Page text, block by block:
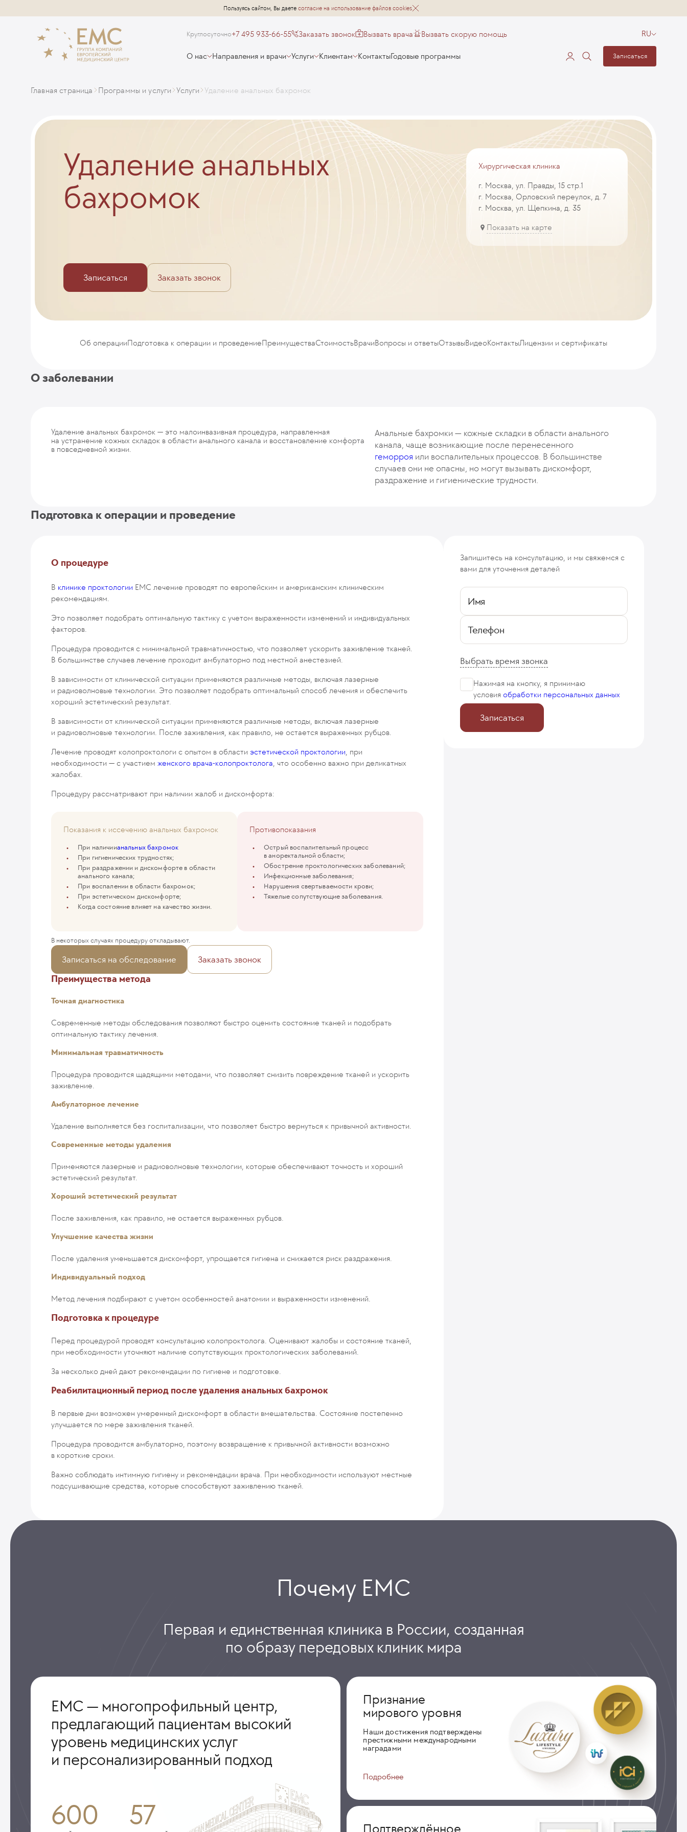
Пользуясь сайтом, Вы даете согласие на использование файлов cookies
Круглосуточно+7 495 933-66-55 Заказать звонок Вызвать врача Вызвать скорую помощь RU
О нас Направления и врачи Услуги Клиентам КонтактыГодовые программы Записаться
Главная страница Программы и услуги Услуги Удаление анальных бахромок
Удаление анальных
бахромок
Записаться Заказать звонок
Хирургическая клиника
г. Москва, ул. Правды, 15 стр.1
г. Москва, Орловский переулок, д. 7
г. Москва, ул. Щепкина, д. 35
Показать на карте
Об операцииПодготовка к операции и проведениеПреимуществаСтоимостьВрачиВопросы и ответыОтзывыВидеоКонтактыЛицензии и сертификаты
О заболевании
Удаление анальных бахромок — это малоинвазивная процедура, направленная
на устранение кожных складок в области анального канала и восстановление комфорта
в повседневной жизни.
Анальные бахромки — кожные складки в области анального
канала, чаще возникающие после перенесенного
геморроя или воспалительных процессов. В большинстве
случаев они не опасны, но могут вызывать дискомфорт,
раздражение и гигиенические трудности.
Подготовка к операции и проведение
О процедуре
В клинике проктологии EMC лечение проводят по европейским и американским клиническим
рекомендациям.
Это позволяет подобрать оптимальную тактику с учетом выраженности изменений и индивидуальных
факторов.
Процедура проводится с минимальной травматичностью, что позволяет ускорить заживление тканей.
В большинстве случаев лечение проходит амбулаторно под местной анестезией.
В зависимости от клинической ситуации применяются различные методы, включая лазерные
и радиоволновые технологии. Это позволяет подобрать оптимальный способ лечения и обеспечить
хороший эстетический результат.
В зависимости от клинической ситуации применяются различные методы, включая лазерные
и радиоволновые технологии. После заживления, как правило, не остается выраженных рубцов.
Лечение проводят колопроктологи с опытом в области эстетической проктологии , при
необходимости — с участием женского врача-колопроктолога , что особенно важно при деликатных
жалобах.
Процедуру рассматривают при наличии жалоб и дискомфорта:
Показания к иссечению анальных бахромок
При наличиианальных бахромок
При гигиенических трудностях;
При раздражении и дискомфорте в области
анального канала;
При воспалении в области бахромок;
При эстетическом дискомфорте;
Когда состояние влияет на качество жизни.
Противопоказания
Острый воспалительный процесс
в аноректальной области;
Обострение проктологических заболеваний;
Инфекционные заболевания;
Нарушения свертываемости крови;
Тяжелые сопутствующие заболевания.
В некоторых случаях процедуру откладывают.
Записаться на обследование
Заказать звонок
Преимущества метода
Точная диагностика
Современные методы обследования позволяют быстро оценить состояние тканей и подобрать
оптимальную тактику лечения.
Минимальная травматичность
Процедура проводится щадящими методами, что позволяет снизить повреждение тканей и ускорить
заживление.
Амбулаторное лечение
Удаление выполняется без госпитализации, что позволяет быстро вернуться к привычной активности.
Современные методы удаления
Применяются лазерные и радиоволновые технологии, которые обеспечивают точность и хороший
эстетический результат.
Хороший эстетический результат
После заживления, как правило, не остается выраженных рубцов.
Улучшение качества жизни
После удаления уменьшается дискомфорт, упрощается гигиена и снижается риск раздражения.
Индивидуальный подход
Метод лечения подбирают с учетом особенностей анатомии и выраженности изменений.
Подготовка к процедуре
Перед процедурой проводят консультацию колопроктолога. Оценивают жалобы и состояние тканей,
при необходимости уточняют наличие сопутствующих проктологических заболеваний.
За несколько дней дают рекомендации по гигиене и подготовке.
Реабилитационный период после удаления анальных бахромок
В первые дни возможен умеренный дискомфорт в области вмешательства. Состояние постепенно
улучшается по мере заживления тканей.
Процедура проводится амбулаторно, поэтому возвращение к привычной активности возможно
в короткие сроки.
Важно соблюдать интимную гигиену и рекомендации врача. При необходимости используют местные
подсушивающие средства, которые способствуют заживлению тканей.
Запишитесь на консультацию, и мы свяжемся с
вами для уточнения деталей
Имя
Телефон
Выбрать время звонка
Нажимая на кнопку, я принимаю
условия обработки персональных данных
Записаться
Почему ЕМС
Первая и единственная клиника в России, созданная
по образу передовых клиник мира
ЕМС — многопрофильный центр,
предлагающий пациентам высокий
уровень медицинских услуг
и персонализированный подход
600 57
Признание
мирового уровня
Наши достижения подтверждены
престижными международными
наградами
Подробнее
Подтверждённое